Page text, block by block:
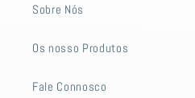
Sobre Nós
Os nosso Produtos
Fale Connosco